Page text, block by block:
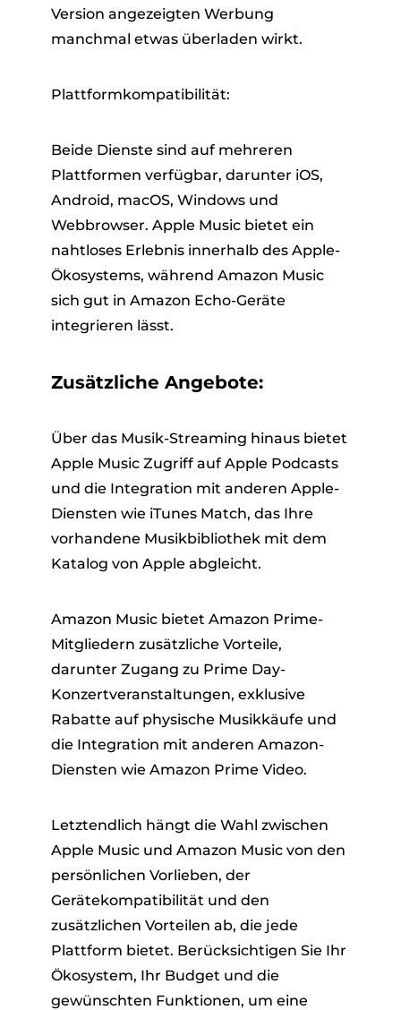
Version angezeigten Werbung
manchmal etwas überladen wirkt.
Plattformkompatibilität:
Beide Dienste sind auf mehreren
Plattformen verfügbar, darunter iOS,
Android, macOS, Windows und
Webbrowser. Apple Music bietet ein
nahtloses Erlebnis innerhalb des Apple-
Ökosystems, während Amazon Music
sich gut in Amazon Echo-Geräte
integrieren lässt.
Zusätzliche Angebote:
Über das Musik-Streaming hinaus bietet
Apple Music Zugriff auf Apple Podcasts
und die Integration mit anderen Apple-
Diensten wie iTunes Match, das Ihre
vorhandene Musikbibliothek mit dem
Katalog von Apple abgleicht.
Amazon Music bietet Amazon Prime-
Mitgliedern zusätzliche Vorteile,
darunter Zugang zu Prime Day-
Konzertveranstaltungen, exklusive
Rabatte auf physische Musikkäufe und
die Integration mit anderen Amazon-
Diensten wie Amazon Prime Video.
Letztendlich hängt die Wahl zwischen
Apple Music und Amazon Music von den
persönlichen Vorlieben, der
Gerätekompatibilität und den
zusätzlichen Vorteilen ab, die jede
Plattform bietet. Berücksichtigen Sie Ihr
Ökosystem, Ihr Budget und die
gewünschten Funktionen, um eine